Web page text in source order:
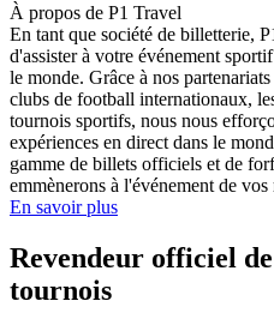
À propos de P1 Travel
En tant que société de billetterie,
d'assister à votre événement
le monde. Grâce à nos
clubs de football internationaux,
tournois sportifs, nous nous
expériences en direct dans le
gamme de billets officiels et de
emmènerons à l'événement de vos
En savoir plus
Revendeur officiel
tournois